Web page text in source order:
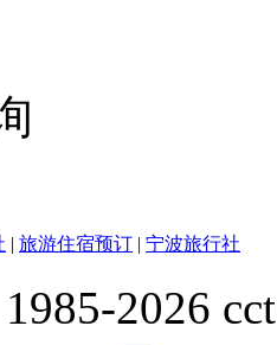
| 旅游住宿预订 | 宁波旅行社
2026